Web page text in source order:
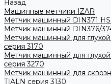
Назад
Машинные метчики IZAR
Метчик машинный DIN371
Метчик машинный DIN376/
Метчик машинный для
серия 3170
Метчик машинный для
серия 3270
Метчик машинный для
TIALN серия 3130